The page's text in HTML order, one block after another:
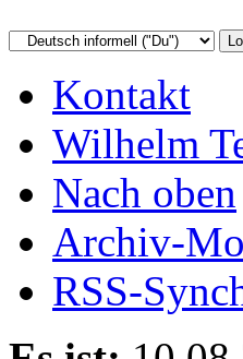
Kontakt
Wilhelm
Nach oben
Archiv-
RSS-